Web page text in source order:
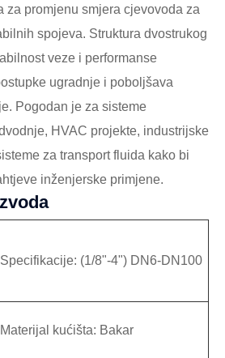
za promjenu smjera cjevovoda za
spojeva. Struktura dvostrukog
veze i performanse
ugradnje i poboljšava
Pogodan je za sisteme
HVAC projekte, industrijske
za transport fluida kako bi
inženjerske primjene.
Specifikacije: (1/8"-4") DN6-DN100
Materijal kućišta: Bakar